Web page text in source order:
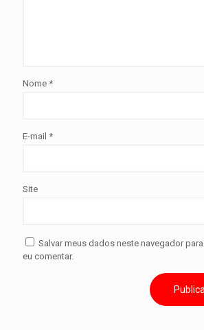
Nome *
E-mail *
Site
Salvar meus dados neste navegador
eu comentar.